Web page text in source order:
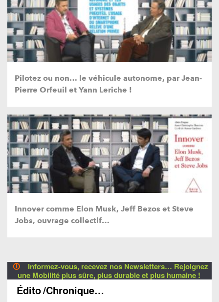
Pilotez ou non… le véhicule autonome, par Jean-
Pierre Orfeuil et Yann Leriche !
Innover comme Elon Musk, Jeff Bezos et Steve
Jobs, ouvrage collectif…
🛈
Informez-vous, recevez nos Newsletters… Rejoignez
une Mobilité plus sûre, plus durable et plus humaine !
Édito/Chronique…